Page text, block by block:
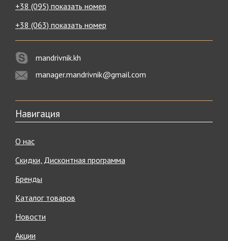
+38 (095) показать номер
+38 (063) показать номер
mandrivnik.kh
manager.mandrivnik@gmail.com
Навигация
О нас
Скидки, Дисконтная программа
Бренды
Каталог товаров
Новости
Акции